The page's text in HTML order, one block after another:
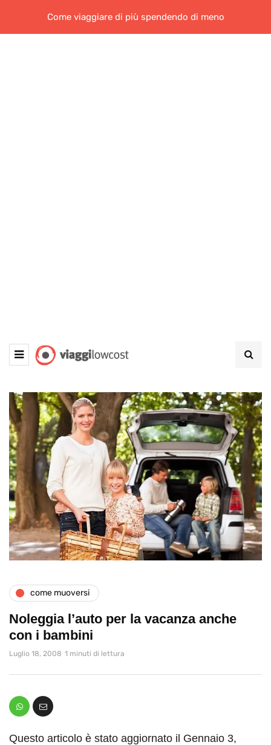
Come viaggiare di più spendendo di meno
come muoversi
Noleggia l’auto per la vacanza anche
con i bambini
Luglio 18, 2008 1 minuti di lettura
Questo articolo è stato aggiornato il Gennaio 3,